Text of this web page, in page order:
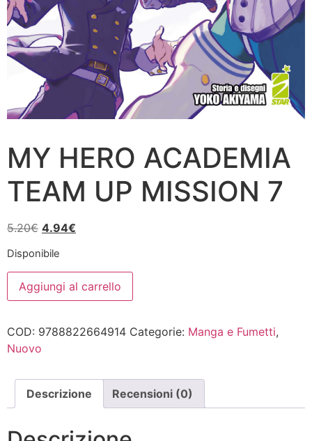
MY HERO ACADEMIA
TEAM UP MISSION 7
5.20€ Il
originale
5.20€.
4.94€
4.94€.
Disponibile
MY
HERO
ACADEMIA
MISSION
7
quantità
Aggiungi al carrello
COD: 9788822664914 Categorie: Manga e Fumetti,
Nuovo
Descrizione Recensioni (0)